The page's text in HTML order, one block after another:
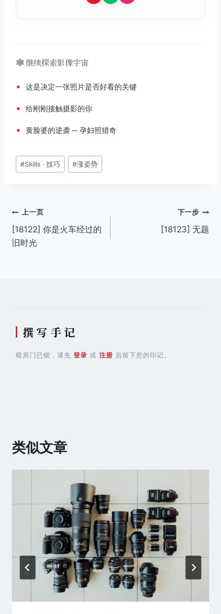
🕸️ 继续探索影像宇宙
• 这是决定一张照片是否好看的关键
• 给刚刚接触摄影的你
• 黄脸婆的逆袭 ─ 孕妇照猎奇
文
章
#Skills · 技巧 #涨姿势
文
章
上一页
[18122] 你是火车经过的
旧时光
下一步
[18123] 无题
撰 写 手 记
暗房门已锁，请先 登录 或 注册 后留下您的印记。
类似文章